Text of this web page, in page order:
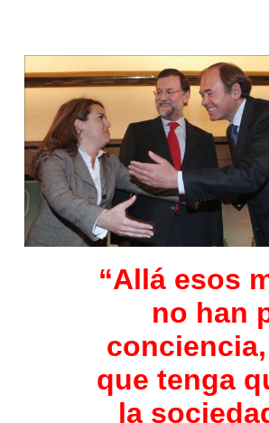
“Allá esos
no han
que tenga
la